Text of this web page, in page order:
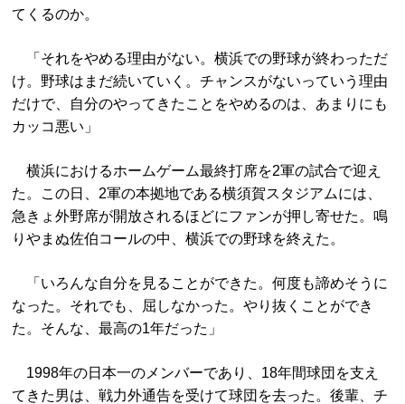
てくるのか。
「それをやめる理由がない。横浜での野球が終わっただ
け。野球はまだ続いていく。チャンスがないっていう理由
だけで、自分のやってきたことをやめるのは、あまりにも
カッコ悪い」
横浜におけるホームゲーム最終打席を2軍の試合で迎え
た。この日、2軍の本拠地である横須賀スタジアムには、
急きょ外野席が開放されるほどにファンが押し寄せた。鳴
りやまぬ佐伯コールの中、横浜での野球を終えた。
「いろんな自分を見ることができた。何度も諦めそうに
なった。それでも、屈しなかった。やり抜くことができ
た。そんな、最高の1年だった」
1998年の日本一のメンバーであり、18年間球団を支え
てきた男は、戦力外通告を受けて球団を去った。後輩、チ